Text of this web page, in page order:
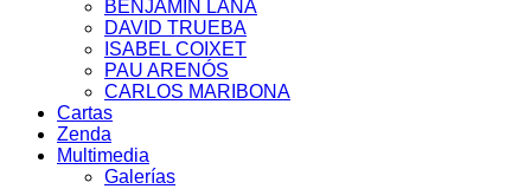
BENJAMÍN LANA
DAVID TRUEBA
ISABEL COIXET
PAU ARENÓS
CARLOS MARIBONA
Cartas
Zenda
Multimedia
Galerías